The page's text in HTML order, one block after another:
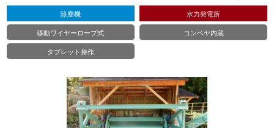
除塵機
水力発電所
移動ワイヤーロープ式
コンベヤ内蔵
タブレット操作